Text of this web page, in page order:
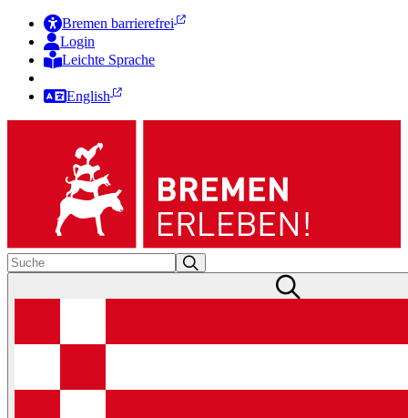
Bremen barrierefrei
Login
Leichte Sprache
English